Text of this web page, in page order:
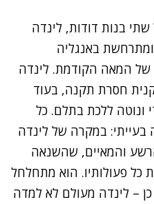
בנות דודות, לינדה
ומתרחשת באנגליה
המאה הקודמת. לינדה
חסרת תקנה, בעוד
ונוטה ללכת בתלם. כל
במקרה של לינדה
והמאיים, שהשנאה
פעולותיו. הוא מתחלחל
כן – לינדה מעולם לא למדה